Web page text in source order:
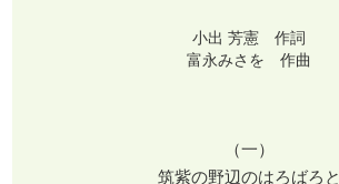
小出 芳憲 作詞
富永みさを 作曲
（一）
筑紫の野辺のはろばろと